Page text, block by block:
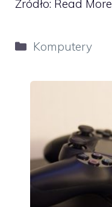
Źródło: Read More
Kategorie
Komputery